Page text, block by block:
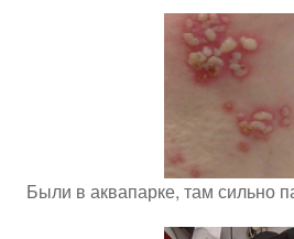
Были в аквапарке, там сильно